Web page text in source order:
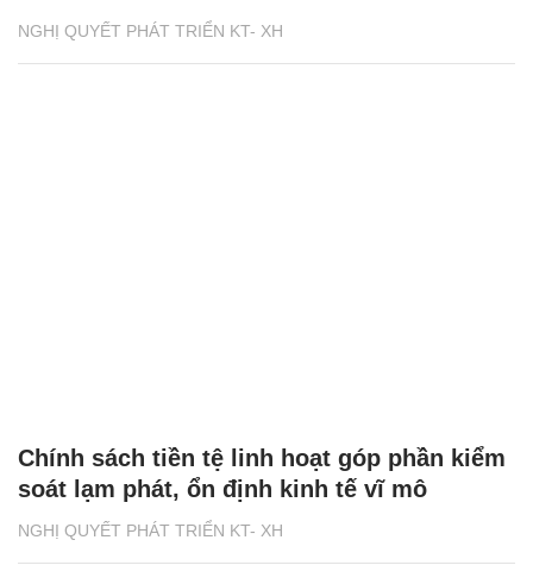
NGHỊ QUYẾT PHÁT TRIỂN KT- XH
NGHỊ QUYẾT PHÁT TRIỂN KT- XH
Chính sách tiền tệ linh hoạt góp phần kiểm
soát lạm phát, ổn định kinh tế vĩ mô